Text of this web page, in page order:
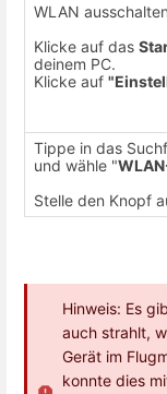
WLAN
Klicke auf das
deinem PC.
Klicke auf
Tippe in das
und wähle "
Stelle den Knopf
Hinweis: Es
auch strahlt,
Gerät im
konnte dies